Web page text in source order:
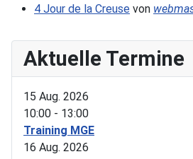
4 Jour de la Creuse von
Aktuelle Termine
15 Aug. 2026
10:00 - 13:00
Training MGE
16 Aug. 2026